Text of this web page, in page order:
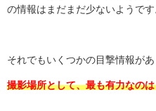
の情報はまだまだ少ないようです
それでもいくつかの目撃情報が
撮影場所として、最も有力なの